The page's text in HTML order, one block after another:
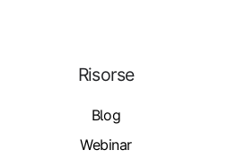
Risorse
Blog
Webinar